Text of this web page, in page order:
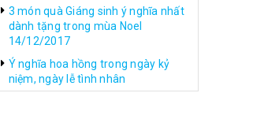
3 món quà Giáng sinh ý nghĩa nhất
dành tặng trong mùa Noel
14/12/2017
Ý nghĩa hoa hồng trong ngày kỷ
niệm, ngày lễ tình nhân